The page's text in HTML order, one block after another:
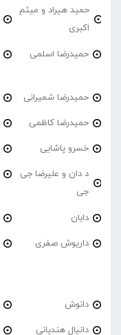
حمید هیراد و میثم
اکبری
حمیدرضا اسلمی
حمیدرضا شمیرانی
حمیدرضا کاظمی
خسرو پاشایی
د دان و علیرضا جی
جی
دابان
داریوش صفری
دانوش
دانیال هندیانی